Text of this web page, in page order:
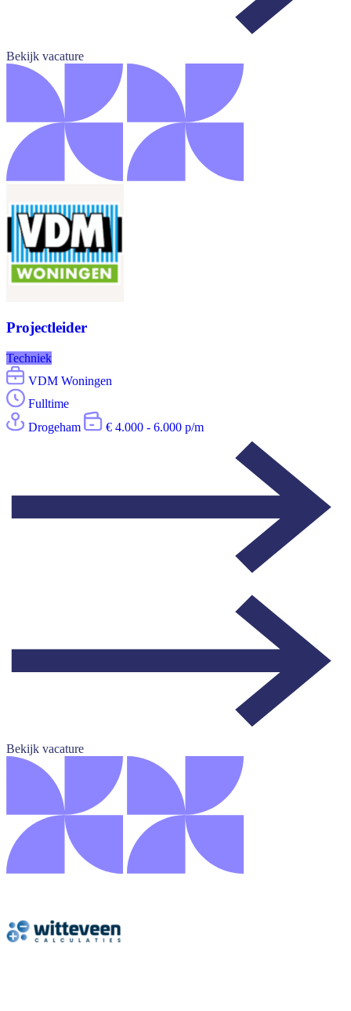
Bekijk vacature
Projectleider
Techniek
VDM Woningen
Fulltime
Drogeham
€ 4.000 - 6.000 p/m
Bekijk vacature